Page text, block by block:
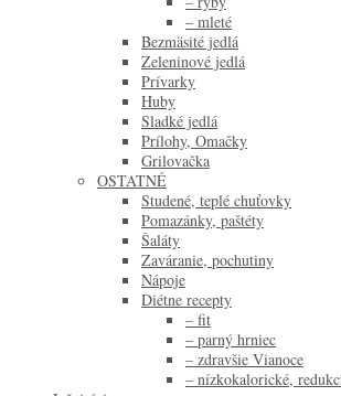
– mleté
Bezmäsité jedlá
Zeleninové jedlá
Prívarky
Huby
Sladké jedlá
Prílohy, Omačky
Grilovačka
OSTATNÉ
Studené, teplé chuťovky
Pomazánky, paštéty
Šaláty
Zaváranie, pochutiny
Nápoje
Diétne recepty
– fit
– parný hrniec
– zdravšie Vianoce
– nízkokalorické,